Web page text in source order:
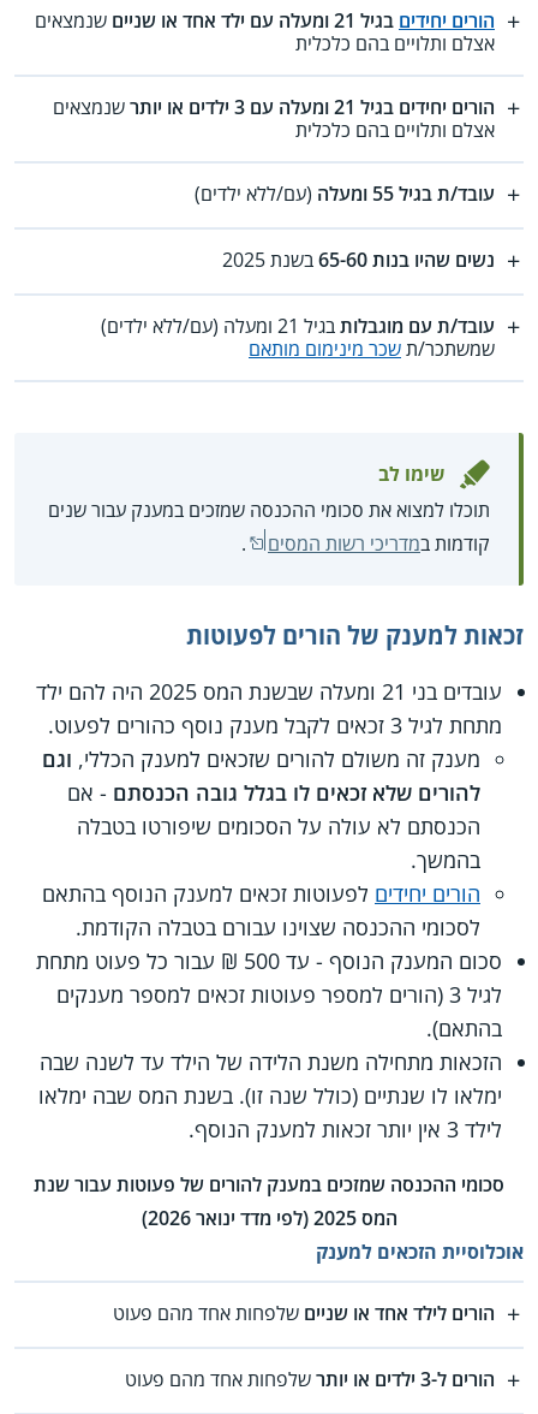
הורים יחידים בגיל 21 ומעלה עם ילד אחד או שניים
שנמצאים
אצלם ותלויים בהם כלכלית
הורים יחידים בגיל 21 ומעלה עם 3 ילדים או יותר
שנמצאים
אצלם ותלויים בהם כלכלית
עובד/ת בגיל 55 ומעלה (עם/ללא ילדים)
נשים שהיו בנות 65-60 בשנת 2025
עובד/ת עם מוגבלות
בגיל 21 ומעלה (עם/ללא ילדים)
שמשתכר/תשכר מינימום מותאם
שימו לב
תוכלו למצוא את סכומי ההכנסה שמזכים במענק עבור שנים
קודמות במדריכי רשות המסים .
זכאות למענק של הורים לפעוטות
עובדים בני 21 ומעלה שבשנת המס 2025 היה להם ילד
מתחת לגיל 3 זכאים לקבל מענק נוסף כהורים לפעוט.
מענק זה משולם להורים שזכאים למענק הכללי, וגם
להורים שלא זכאים לו בגלל גובה הכנסתם - אם
הכנסתם לא עולה על הסכומים שיפורטו בטבלה
בהמשך.
הורים יחידים לפעוטות זכאים למענק הנוסף בהתאם
לסכומי ההכנסה שצוינו עבורם בטבלה הקודמת.
סכום המענק הנוסף - עד 500 ₪ עבור כל פעוט מתחת
לגיל 3 (הורים למספר פעוטות זכאים למספר מענקים
בהתאם).
הזכאות מתחילה משנת הלידה של הילד עד לשנה שבה
ימלאו לו שנתיים (כולל שנה זו). בשנת המס שבה ימלאו
לילד 3 אין יותר זכאות למענק הנוסף.
סכומי ההכנסה שמזכים במענק להורים של פעוטות עבור שנת
המס 2025 (לפי מדד ינואר 2026)
אוכלוסיית הזכאים למענק
הורים לילד אחד או שניים שלפחות אחד מהם פעוט
הורים ל-3 ילדים או יותר שלפחות אחד מהם פעוט